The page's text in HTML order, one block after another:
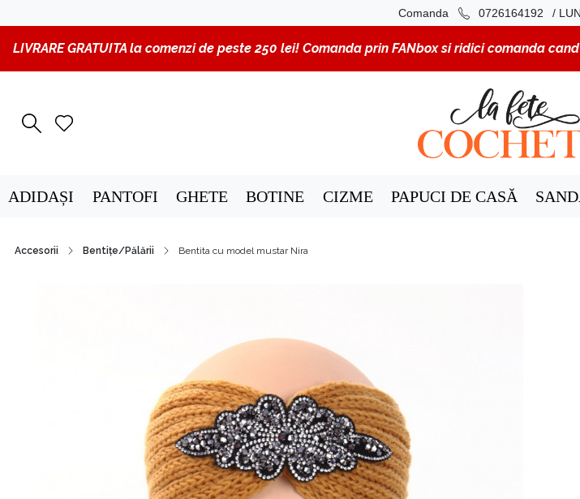
Comanda 0726164192 /
LIVRARE GRATUITA la comenzi de peste 250 lei! Comanda prin FANbox si ridici comanda
ADIDAȘI PANTOFI GHETE BOTINE CIZME PAPUCI DE CASĂ
Accesorii Bentițe/Pălării Bentita cu model mustar Nira